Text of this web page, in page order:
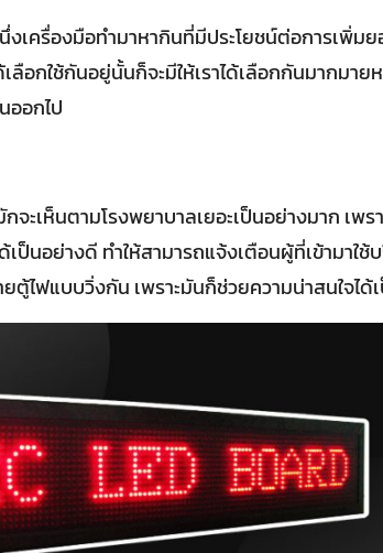
เครื่องมือทำมาหากินที่มีประโยชน์ต่อการเพิ่มย
ลือกใช้กันอยู่นั้นก็จะมีให้เราได้เลือกกันมากมา
อกไป
จะเห็นตามโรงพยาบาลเยอะเป็นอย่างมาก เพ
เป็นอย่างดี ทำให้สามารถแจ้งเตือนผู้ที่เข้ามาใช้
ตู้ไฟแบบวิ่งกัน เพราะมันก็ช่วยความน่าสนใจได้